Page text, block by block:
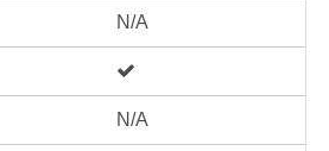
N/A
N/A